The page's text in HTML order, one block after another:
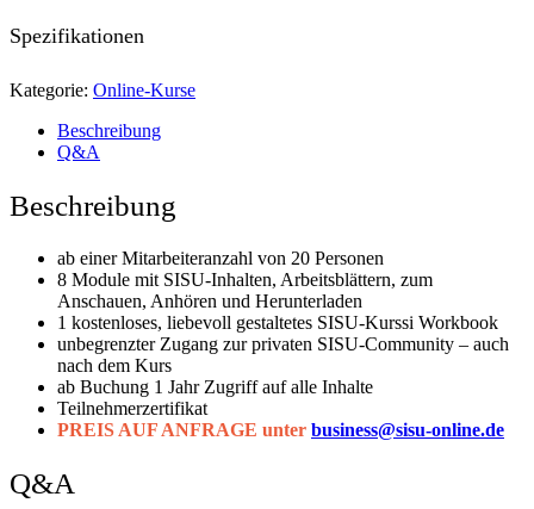
Spezifikationen
Kategorie: Online-Kurse
Beschreibung
Q&A
Beschreibung
ab einer Mitarbeiteranzahl von 20 Personen
8 Module mit SISU-Inhalten, Arbeitsblättern, zum
Anschauen, Anhören und Herunterladen
1 kostenloses, liebevoll gestaltetes SISU-Kurssi Workbook
unbegrenzter Zugang zur privaten SISU-Community – auch
nach dem Kurs
ab Buchung 1 Jahr Zugriff auf alle Inhalte
Teilnehmerzertifikat
PREIS AUF ANFRAGE unter business@sisu-online.de
Q&A